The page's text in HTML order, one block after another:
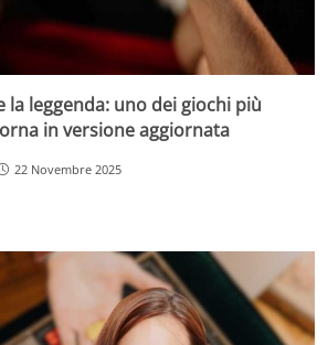
la leggenda: uno dei giochi più
in versione aggiornata
22 Novembre 2025